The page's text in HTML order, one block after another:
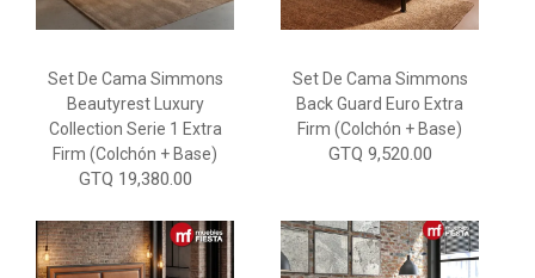
Set De Cama Simmons
Beautyrest Luxury
Collection Serie 1 Extra
Firm (Colchón + Base)
GTQ 19,380.00
Set De Cama Simmons
Back Guard Euro Extra
Firm (Colchón + Base)
GTQ 9,520.00